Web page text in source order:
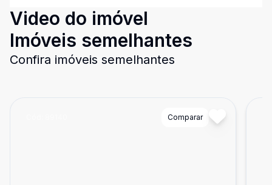
Video do imóvel
Imóveis semelhantes
Confira imóveis semelhantes
Comparar